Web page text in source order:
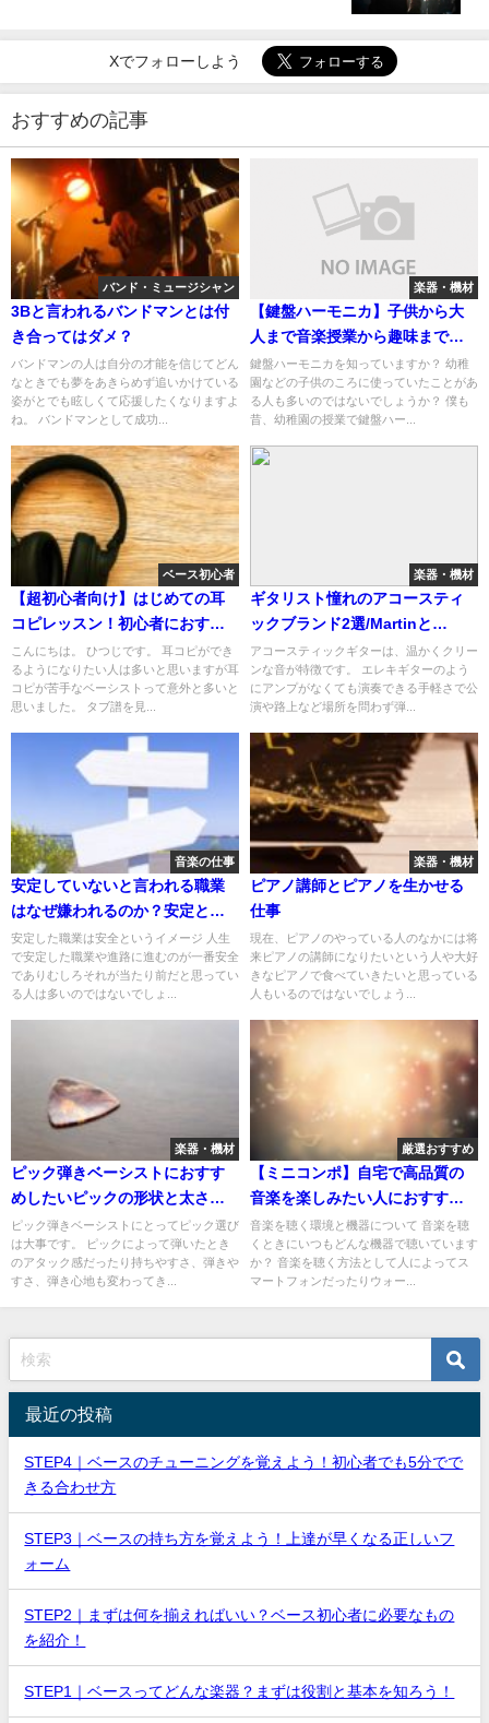
Xでフォローしよう
おすすめの記事
バンド・ミュージシャン
3Bと言われるバンドマンとは付
き合ってはダメ？
バンドマンの人は自分の才能を信じてどん
なときでも夢をあきらめず追いかけている
姿がとでも眩しくて応援したくなりますよ
ね。 バンドマンとして成功...
楽器・機材
【鍵盤ハーモニカ】子供から大
人まで音楽授業から趣味まで幅
広く楽しく使えるメロディピア
ノ
鍵盤ハーモニカを知っていますか？ 幼稚
園などの子供のころに使っていたことがあ
る人も多いのではないでしょうか？ 僕も
昔、幼稚園の授業で鍵盤ハー...
ベース初心者
【超初心者向け】はじめての耳
コピレッスン！初心者におすす
めの曲でイヤートレーニング！
こんにちは。 ひつじです。 耳コピができ
るようになりたい人は多いと思いますが耳
コピが苦手なベーシストって意外と多いと
思いました。 タブ譜を見...
楽器・機材
ギタリスト憧れのアコースティ
ックブランド2選/Martinと
Gibson
アコースティックギターは、温かくクリー
ンな音が特徴です。 エレキギターのよう
にアンプがなくても演奏できる手軽さで公
演や路上など場所を問わず弾...
音楽の仕事
安定していないと言われる職業
はなぜ嫌われるのか？安定と不
安定な職業の違い
安定した職業は安全というイメージ 人生
で安定した職業や進路に進むのが一番安全
でありむしろそれが当たり前だと思ってい
る人は多いのではないでしょ...
楽器・機材
ピアノ講師とピアノを生かせる
仕事
現在、ピアノのやっている人のなかには将
来ピアノの講師になりたいという人や大好
きなピアノで食べていきたいと思っている
人もいるのではないでしょう...
楽器・機材
ピック弾きベーシストにおすす
めしたいピックの形状と太さに
ついて
ピック弾きベーシストにとってピック選び
は大事です。 ピックによって弾いたとき
のアタック感だったり持ちやすさ、弾きや
すさ、弾き心地も変わってき...
厳選おすすめ
【ミニコンポ】自宅で高品質の
音楽を楽しみたい人におすすめ
したいミニコンポ厳選4選
音楽を聴く環境と機器について 音楽を聴
くときにいつもどんな機器で聴いています
か？ 音楽を聴く方法として人によってス
マートフォンだったりウォー...
最近の投稿
STEP4｜ベースのチューニングを覚えよう！初心者でも5分でで
きる合わせ方
STEP3｜ベースの持ち方を覚えよう！上達が早くなる正しいフ
ォーム
STEP2｜まずは何を揃えればいい？ベース初心者に必要なもの
を紹介！
STEP1｜ベースってどんな楽器？まずは役割と基本を知ろう！